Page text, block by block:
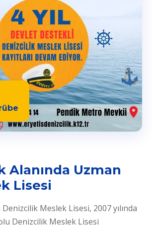
Alanında Uzman
Lisesi
Meslek Lisesi, 2007 yılında
Denizcilik Meslek Lisesi